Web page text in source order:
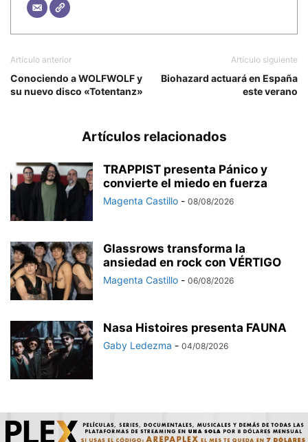
Artículo anterior
Conociendo a WOLFWOLF y
su nuevo disco «Totentanz»
Artículo siguiente
Biohazard actuará en España
este verano
Artículos relacionados
TRAPPIST presenta Pánico y
convierte el miedo en fuerza
Magenta Castillo - 08/08/2026
Glassrows transforma la
ansiedad en rock con VÉRTIGO
Magenta Castillo - 06/08/2026
Nasa Histoires presenta FAUNA
Gaby Ledezma - 04/08/2026